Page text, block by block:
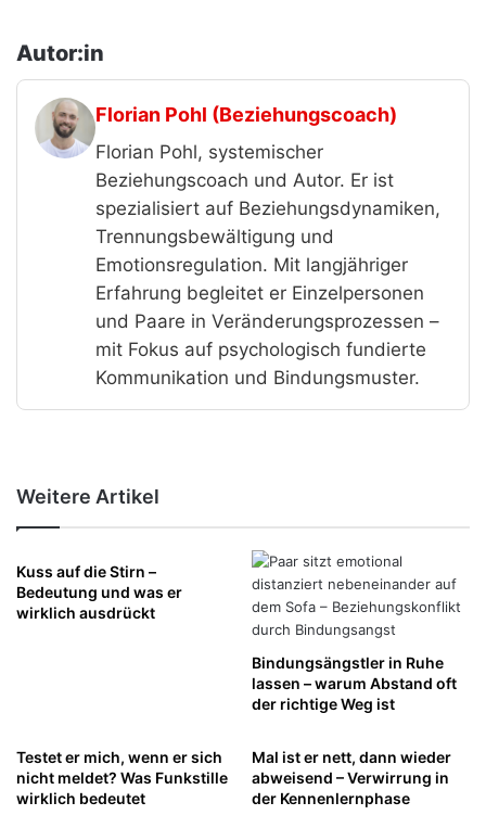
Autor:in
Florian Pohl (Beziehungscoach)
Florian Pohl, systemischer
Beziehungscoach und Autor. Er ist
spezialisiert auf Beziehungsdynamiken,
Trennungsbewältigung und
Emotionsregulation. Mit langjähriger
Erfahrung begleitet er Einzelpersonen
und Paare in Veränderungsprozessen –
mit Fokus auf psychologisch fundierte
Kommunikation und Bindungsmuster.
Weitere Artikel
Kuss auf die Stirn –
Bedeutung und was er
wirklich ausdrückt
Bindungsängstler in Ruhe
lassen – warum Abstand oft
der richtige Weg ist
Testet er mich, wenn er sich
nicht meldet? Was Funkstille
wirklich bedeutet
Mal ist er nett, dann wieder
abweisend – Verwirrung in
der Kennenlernphase